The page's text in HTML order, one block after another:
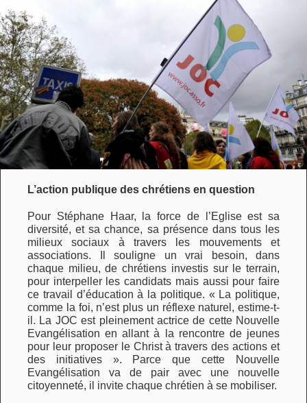
L’action publique des chrétiens en question
Pour Stéphane Haar, la force de l’Eglise est sa
diversité, et sa chance, sa présence dans tous les
milieux sociaux à travers les mouvements et
associations. Il souligne un vrai besoin, dans
chaque milieu, de chrétiens investis sur le terrain,
pour interpeller les candidats mais aussi pour faire
ce travail d’éducation à la politique. « La politique,
comme la foi, n’est plus un réflexe naturel, estime-t-
il. La JOC est pleinement actrice de cette Nouvelle
Evangélisation en allant à la rencontre de jeunes
pour leur proposer le Christ à travers des actions et
des initiatives ». Parce que cette Nouvelle
Evangélisation va de pair avec une nouvelle
citoyenneté, il invite chaque chrétien à se mobiliser.